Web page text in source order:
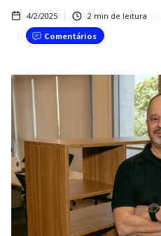
4/2/2025 2 min de leitura
Comentários